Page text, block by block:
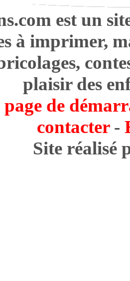
est un
à imprimer,
plaisir des
de
contacter-
Site réalisé